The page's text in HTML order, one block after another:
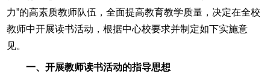
力”的高素质教师队伍，全面提高教育教学质量，决定在全校
教师中开展读书活动，根据中心校要求并制定如下实施意
见。
一、开展教师读书活动的指导思想